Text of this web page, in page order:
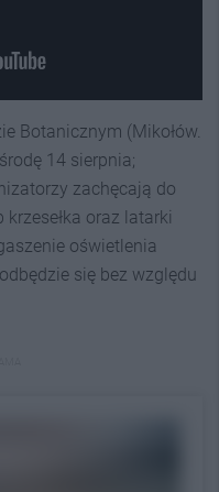
Botanicznym (Mikołów.
14 sierpnia;
zachęcają do
oraz latarki
oświetlenia
się bez względu